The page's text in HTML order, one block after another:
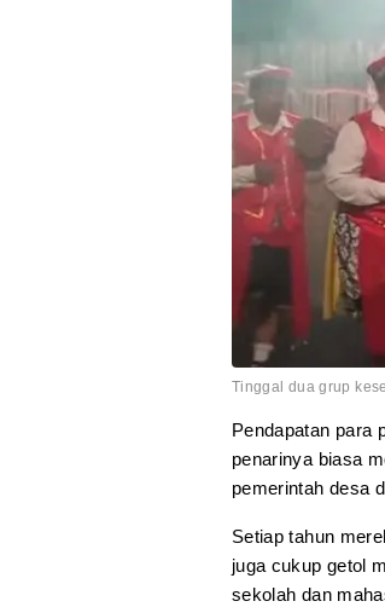
Tinggal dua grup
Pendapatan para
penarinya biasa
pemerintah desa
Setiap tahun
juga cukup getol
sekolah dan